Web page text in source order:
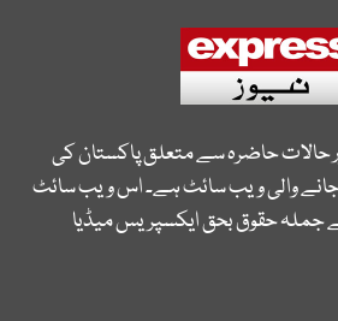
حالات حاضرہ سے متعلق پاکستان کی
والی ویب سائٹ ہے۔ اس ویب سائٹ
جملہ حقوق بحق ایکسپریس میڈیا